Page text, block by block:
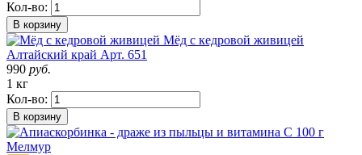
Кол-во:
В корзину
Мёд с кедровой живицей
Алтайский край Арт. 651
990 руб.
1 кг
Кол-во:
В корзину